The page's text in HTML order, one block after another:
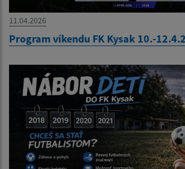
11.04.2026
Program víkendu FK Kysak 10.-